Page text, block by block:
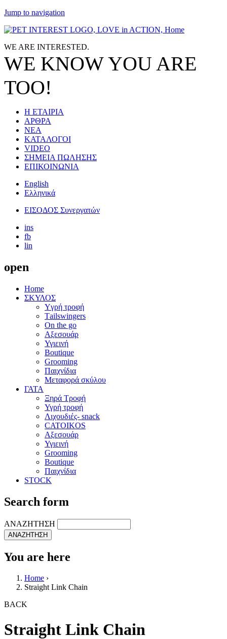
Jump to navigation
WE ARE INTERESTED.
WE KNOWYOU ARE
TOO!
Η ΕΤΑΙΡΙΑ
ΑΡΘΡΑ
ΝΕΑ
ΚΑΤΑΛΟΓΟΙ
VIDEO
ΣΗΜΕΙΑ ΠΩΛΗΣΗΣ
ΕΠΙΚΟΙΝΩΝΙΑ
English
Ελληνικά
ΕΙΣΟΔΟΣ Συνεργατών
ins
fb
lin
open
Home
ΣΚΥΛΟΣ
Yγρή τροφή
Τailswingers
On the go
Αξεσουάρ
Υγιεινή
Boutique
Grooming
Παιχνίδια
Μεταφορά σκύλου
ΓΑΤΑ
Ξηρά Τροφή
Υγρή τροφή
Λιχουδιές- snack
CATOIKOS
Αξεσουάρ
Υγιεινή
Grooming
Boutique
Παιχνίδια
STOCK
Search form
ΑΝΑΖΗΤΗΣΗ
You are here
Home ›
Straight Link Chain
BACK
Straight Link Chain